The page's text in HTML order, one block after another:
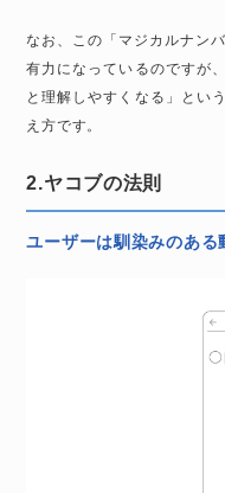
なお、この「マジカルナン
有力になっているのですが
と理解しやすくなる」とい
え方です。
2.ヤコブの法則
ユーザーは馴染みのある